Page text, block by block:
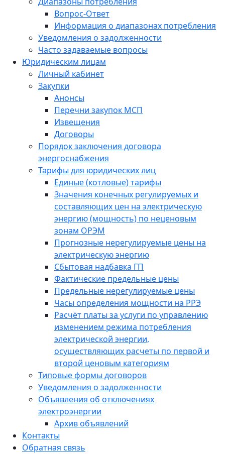
Вопрос-Ответ
Информация о диапазонах потребления
Уведомления о задолженности
Часто задаваемые вопросы
Юридическим лицам
Личный кабинет
Закупки
Анонсы
Перечни закупок МСП
Извещения
Договоры
Порядок заключения договора
энергоснабжения
Тарифы для юридических лиц
Единые (котловые) тарифы
Значения конечных регулируемых и
составляющих цен на электрическую
энергию (мощность) по неценовым
зонам ОРЭМ
Прогнозные нерегулируемые цены на
электрическую энергию
Сбытовая надбавка ГП
Фактические предельные цены
Предельные нерегулируемые цены
Часы определения мощности на РРЭ
Расчёт платы за услуги по управлению
изменением режима потребления
электрической энергии,
осуществляющих расчеты по первой и
второй ценовым категориям
Типовые формы договоров
Уведомления о задолженности
Объявления об отключениях
электроэнергии
Архив объявлений
Контакты
Обратная связь